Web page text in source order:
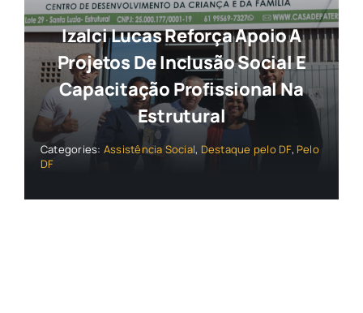
Izalci Lucas Reforça Apoio A
Projetos De Inclusão Social E
Capacitação Profissional Na
Estrutural
Categories: Assistência Social, Destaque pelo DF, Pelo
DF